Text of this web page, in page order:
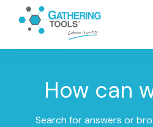
How can
Search for answers or